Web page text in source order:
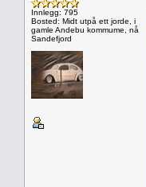
Innlegg: 795
Bosted: Midt utpå ett jorde, i
gamle Andebu kommume, nå
Sandefjord